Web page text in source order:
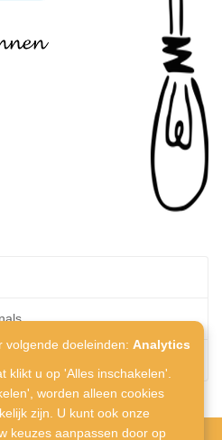
volgende doeleinden: Analytics
klikt u op 'Alles inschakelen'.
worden alleen cookies
zijn. U kunt ook onze
keuzes aanpassen door op